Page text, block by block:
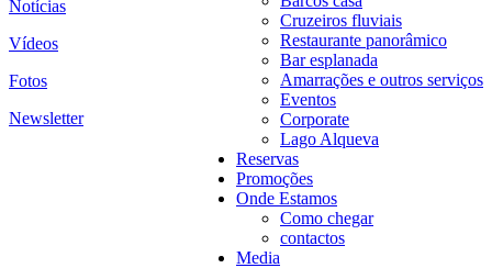
Cruzeiros fluviais
Restaurante panorâmico
Bar esplanada
Amarrações e outros serviços
Eventos
Corporate
Lago Alqueva
Reservas
Promoções
Onde Estamos
Como chegar
contactos
Media
Notícias
Vídeos
Fotos
Newsletter